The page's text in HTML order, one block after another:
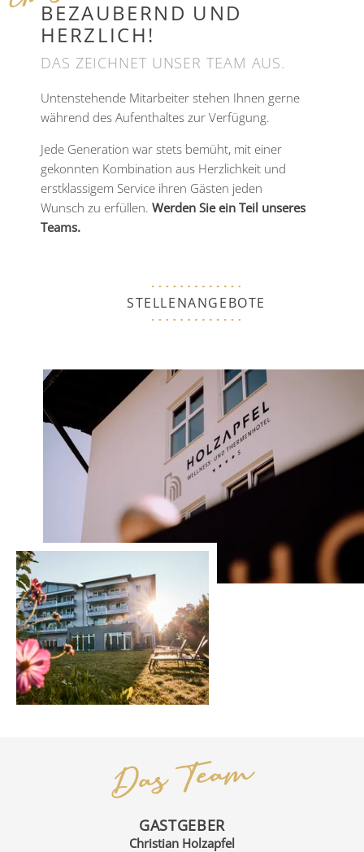
BEZAUBERND UND
HERZLICH!
DAS ZEICHNET UNSER TEAM AUS.
Untenstehende Mitarbeiter stehen Ihnen gerne
während des Aufenthaltes zur Verfügung.
Jede Generation war stets bemüht, mit einer
gekonnten Kombination aus Herzlichkeit und
erstklassigem Service ihren Gästen jeden
Wunsch zu erfüllen. Werden Sie ein Teil unseres
Teams.
STELLENANGEBOTE
Das Team
GASTGEBER
Christian Holzapfel